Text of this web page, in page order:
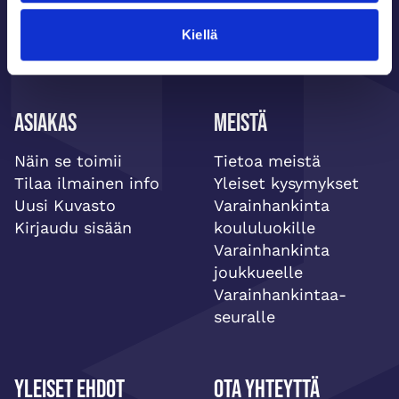
Kiellä
Asiakas
Näin se toimii
Tilaa ilmainen info
Uusi Kuvasto
Kirjaudu sisään
Meistä
Tietoa meistä
Yleiset kysymykset
Varainhankinta
koululuokille
Varainhankinta
joukkueelle
Varainhankintaa-
seuralle
Yleiset ehdot Ota yhteyttä